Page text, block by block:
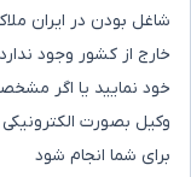
شاغل بودن در ایران
خارج از کشور وجود
خود نمایید یا اگر
وکیل بصورت
برای شما انجام شود